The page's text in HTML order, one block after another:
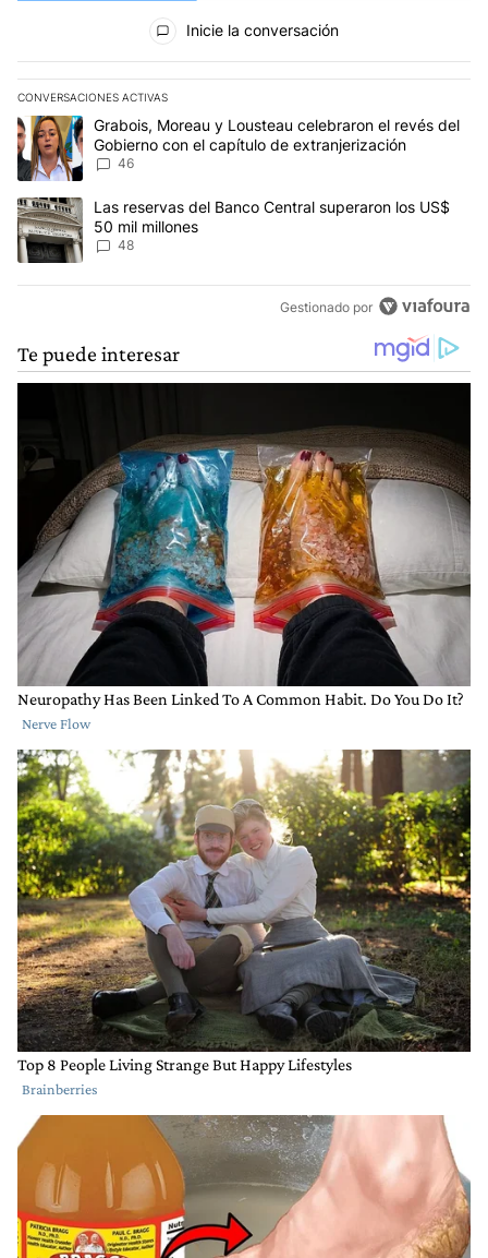
Todos los comentarios
Inicie la conversación
CONVERSACIONES ACTIVAS
Este listado muestra los artículos con más comentarios en los
Un artículo de tendencia con el título "Grabois, Moreau y
Grabois, Moreau y Lousteau celebraron el revés del
Gobierno con el capítulo de extranjerización
46
Un artículo de tendencia con el título "Las reservas del Banco
Las reservas del Banco Central superaron los US$
50 mil millones
48
Gestionado por